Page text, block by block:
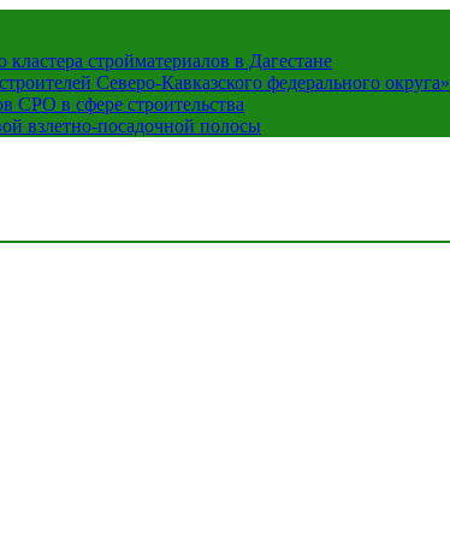
стройматериалов в Дагестане
Северо-Кавказского федерального округа»
СРО в сфере строительства
взлетно-посадочной полосы